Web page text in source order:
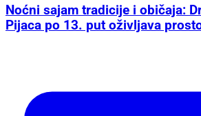
Noćni sajam tradicije i običaja:
Pijaca po 13. put oživljava